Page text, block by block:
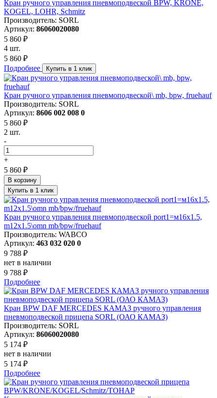
Кран ручного управления пневмоподвеской BPW, KRONE,
KOGEL, LOHR, Schmitz
Производитель: SORL
Артикул: 86060020080
5 860 ₽
4 шт.
5 860 ₽
Подробнее
Купить в 1 клик
Кран ручного управления пневмоподвеской\ mb, bpw, fruehauf
Производитель: SORL
Артикул: 8606 002 008 0
5 860 ₽
2 шт.
-
+
5 860 ₽
В корзину
Купить в 1 клик
Кран ручного управления пневмоподвеской port1=м16x1.5,
m12x1.5\omn mb/bpw/fruehauf
Производитель: WABCO
Артикул: 463 032 020 0
9 788 ₽
нет в наличии
9 788 ₽
Подробнее
Кран BPW DAF MERCEDES КАМАЗ ручного управления
пневмоподвеской прицепа SORL (ОАО КАМАЗ)
Производитель: SORL
Артикул: 86060020080
5 174 ₽
нет в наличии
5 174 ₽
Подробнее